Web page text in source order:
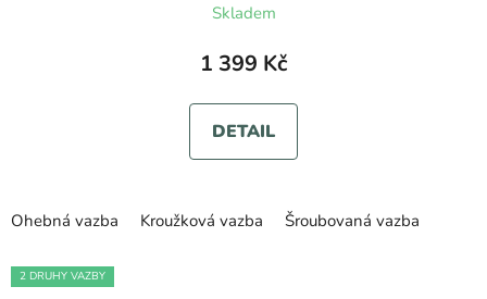
Skladem
1 399 Kč
DETAIL
Ohebná vazba Kroužková vazba Šroubovaná vazba
2 DRUHY VAZBY